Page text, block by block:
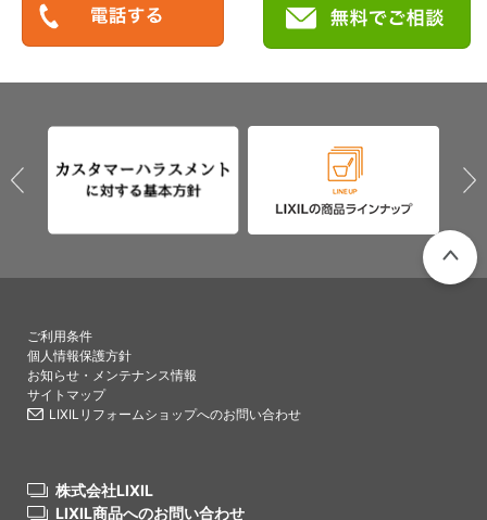
ご利用条件
個人情報保護方針
お知らせ・メンテナンス情報
サイトマップ
LIXILリフォームショップへのお問い合わせ
株式会社LIXIL
LIXIL商品へのお問い合わせ